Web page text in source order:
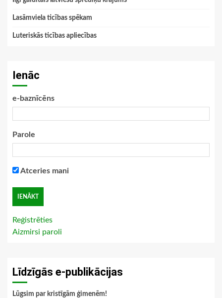
Lasāmviela ticības spēkam
Luteriskās ticības apliecības
Ienāc
e-baznīcēns
Parole
Atceries mani
Reģistrēties
Aizmirsi paroli
Līdzīgās e-publikācijas
Lūgsim par kristīgām ģimenēm!